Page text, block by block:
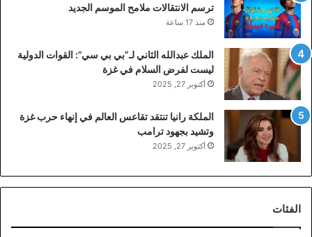
ترسم الانتقالات ملامح الموسم الجديد
منذ 17 ساعة
الملك عبدالله الثاني لـ”بي بي سي”: القوات الدولية
ليست لفرض السلام في غزة
أكتوبر 27, 2025
الملكة رانيا تنتقد تقاعس العالم في إنهاء حرب غزة
وتشيد بجهود ترامب
أكتوبر 27, 2025
الفئات